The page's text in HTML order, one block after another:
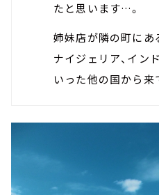
たと思います…。
姉妹店が隣の町にあ
ナイジェリア、イン
いった他の国から来